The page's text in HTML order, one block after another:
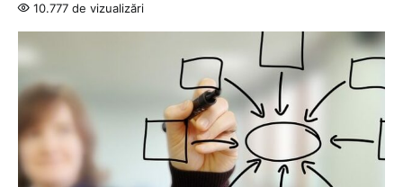
10.777 de vizualizări